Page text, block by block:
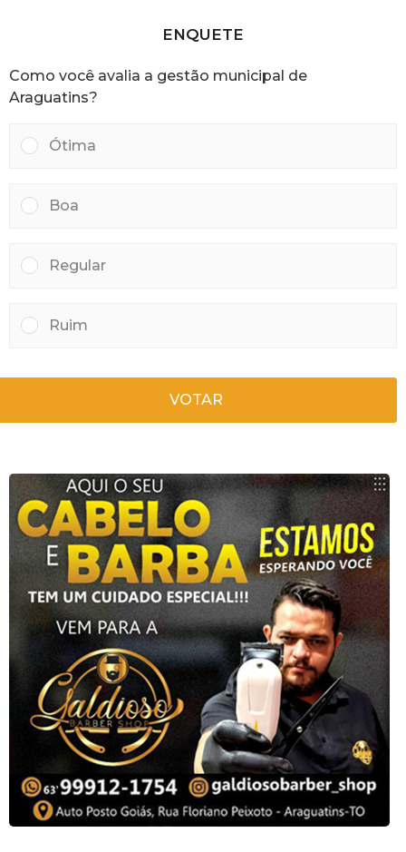
ENQUETE
Como você avalia a gestão municipal de
Araguatins?
Ótima
Boa
Regular
Ruim
VOTAR